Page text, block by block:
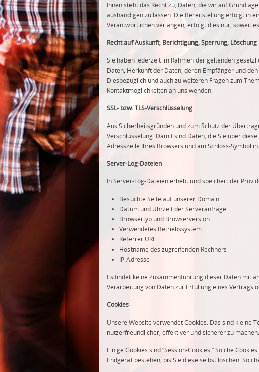
Ihnen steht das Recht zu, Daten, die wir auf
aushändigen zu lassen. Die Bereitstellung erfolgt in
Verantwortlichen verlangen, erfolgt dies nur, soweit
Recht auf Auskunft, Berichtigung, Sperrung, Löschung
Sie haben jederzeit im Rahmen der geltenden
Daten, Herkunft der Daten, deren Empfänger und
Diesbezüglich und auch zu weiteren Fragen zum
Kontaktmöglichkeiten an uns wenden.
SSL- bzw. TLS-Verschlüsselung
Aus Sicherheitsgründen und zum Schutz der
Verschlüsselung. Damit sind Daten, die Sie über
Adresszeile Ihres Browsers und am Schloss-Symbol
Server-Log-Dateien
In Server-Log-Dateien erhebt und speichert der
Besuchte Seite auf unserer Domain
Datum und Uhrzeit der Serveranfrage
Browsertyp und Browserversion
Verwendetes Betriebssystem
Referrer URL
Hostname des zugreifenden Rechners
IP-Adresse
Es findet keine Zusammenführung dieser Daten mit
Verarbeitung von Daten zur Erfüllung eines
Cookies
Unsere Website verwendet Cookies. Das sind kleine
nutzerfreundlicher, effektiver und sicherer zu machen.
Einige Cookies sind “Session-Cookies.” Solche
Endgerät bestehen, bis Sie diese selbst löschen.